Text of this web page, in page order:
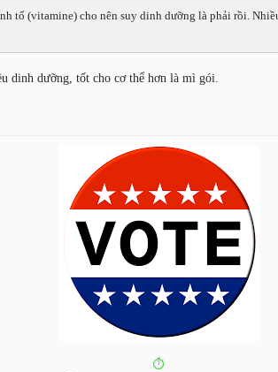
tố (vitamine) cho nên suy dinh dưỡng là phải rồi.
dinh dưỡng, tốt cho cơ thể hơn là mì gói.
⏱️